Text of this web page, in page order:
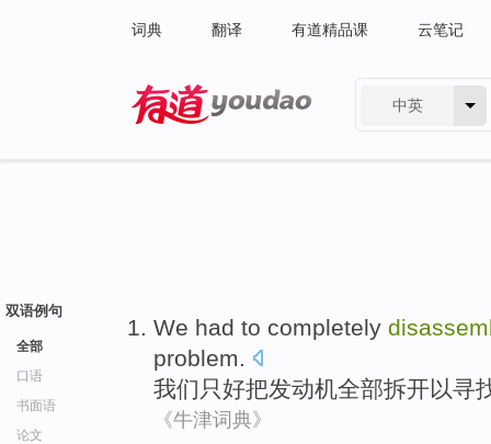
词典 翻译 有道精品课 云笔记
中英
双语例句
全部
口语
书面语
论文
We had to completely
problem.
我们 只好把发动机全部拆开以寻
《牛津词典》